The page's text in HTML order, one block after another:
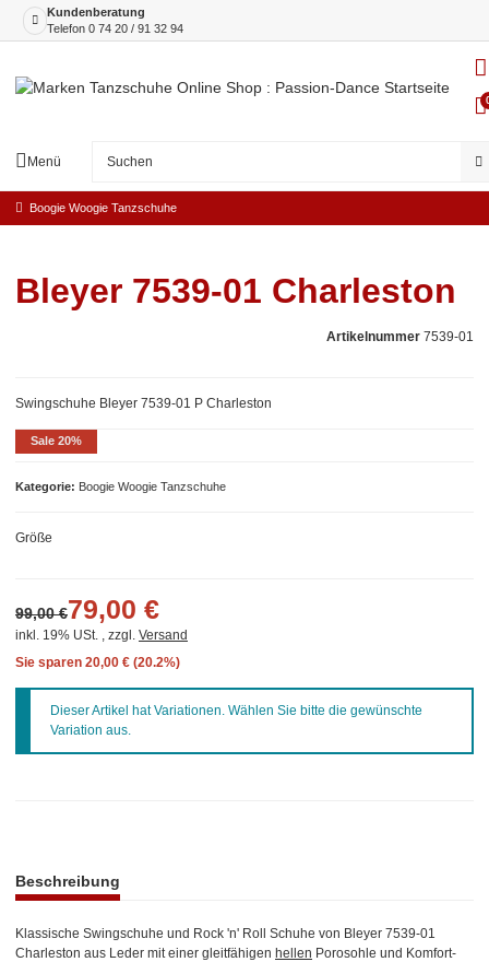
Kundenberatung
Telefon 0 74 20 / 91 32 94
Menü
Boogie Woogie Tanzschuhe
Sale 20%
Bleyer 7539-01 Charleston
Artikelnummer 7539-01
Kategorie Boogie Woogie Tanzschuhe
Swingschuhe Bleyer 7539-01 P Charleston
Größe
79,00 €
99,00 €
inkl. 19% USt. , zzgl. Versand
Sie sparen 20,00 € (20.2%)
xDieser Artikel hat Variationen. Wählen Sie bitte die gewünschte
Variation aus.
Beschreibung
Klassische Swingschuhe und Rock 'n' Roll Schuhe von Bleyer 7539-01
Charleston aus Leder mit einer gleitfähigen hellen Porosohle und Komfort-